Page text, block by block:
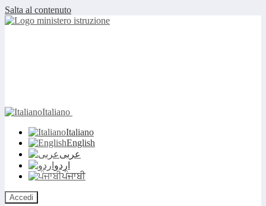
Salta al contenuto
Italiano
Italiano
English
عربى
اردو
ਪੰਜਾਬੀ
Accedi